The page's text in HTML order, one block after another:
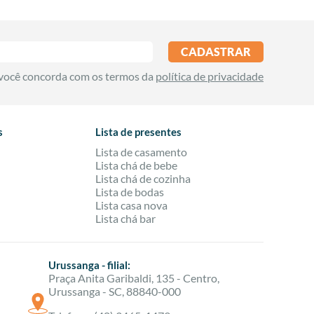
começar
podem dar personalidade ao ambiente.
peças; se lava com menos frequência, é
vai usar todos os dias.
peças limpas e prontas para uso, sem correria e sem
tecidos e tamanhos
Na cama, observe sempre o tamanho do
CADASTRAR
concorda com os termos da política de privacidade
Lista de presentes
Lista de casamento
Lista chá de bebe
Lista chá de cozinha
Lista de bodas
Lista casa nova
Lista chá bar
Urussanga - filial:
Praça Anita Garibaldi, 135 - Centro,
Urussanga - SC, 88840-000